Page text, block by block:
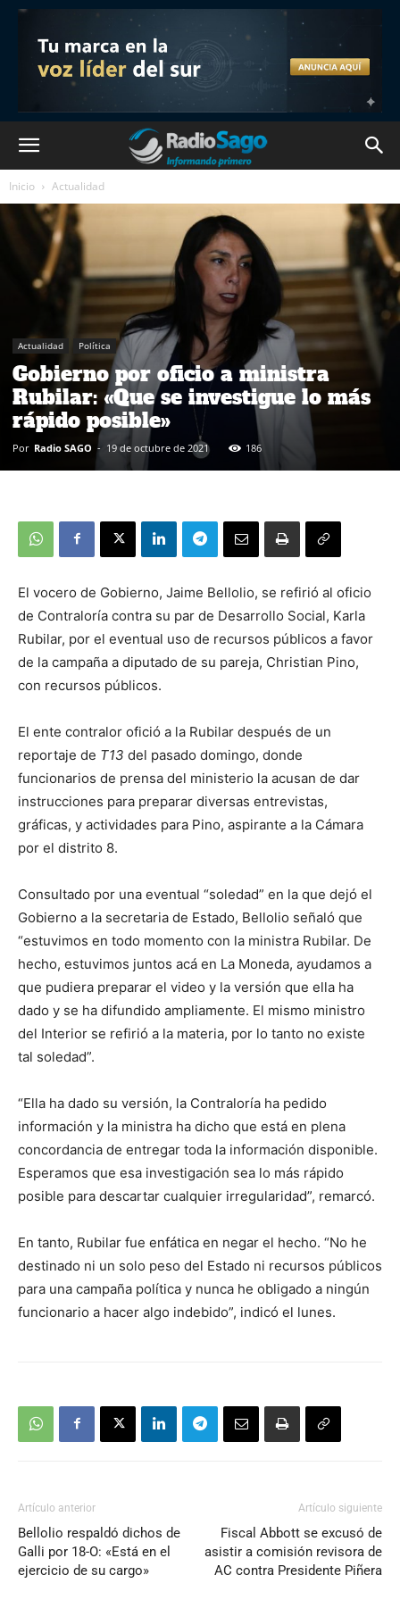
Inicio Actualidad
Actualidad Política
Gobierno por oficio a ministra
Rubilar: «Que se investigue lo más
rápido posible»
Por Radio SAGO - 19 de octubre de 2021 186
El vocero de Gobierno, Jaime Bellolio, se refirió al oficio
de Contraloría contra su par de Desarrollo Social, Karla
Rubilar, por el eventual uso de recursos públicos a favor
de la campaña a diputado de su pareja, Christian Pino,
con recursos públicos.
El ente contralor ofició a la Rubilar después de un
reportaje de T13 del pasado domingo, donde
funcionarios de prensa del ministerio la acusan de dar
instrucciones para preparar diversas entrevistas,
gráficas, y actividades para Pino, aspirante a la Cámara
por el distrito 8.
Consultado por una eventual “soledad” en la que dejó el
Gobierno a la secretaria de Estado, Bellolio señaló que
“estuvimos en todo momento con la ministra Rubilar. De
hecho, estuvimos juntos acá en La Moneda, ayudamos a
que pudiera preparar el video y la versión que ella ha
dado y se ha difundido ampliamente. El mismo ministro
del Interior se refirió a la materia, por lo tanto no existe
tal soledad”.
“Ella ha dado su versión, la Contraloría ha pedido
información y la ministra ha dicho que está en plena
concordancia de entregar toda la información disponible.
Esperamos que esa investigación sea lo más rápido
posible para descartar cualquier irregularidad”, remarcó.
En tanto, Rubilar fue enfática en negar el hecho. “No he
destinado ni un solo peso del Estado ni recursos públicos
para una campaña política y nunca he obligado a ningún
funcionario a hacer algo indebido”, indicó el lunes.
Artículo anterior
Bellolio respaldó dichos de
Galli por 18-O: «Está en el
ejercicio de su cargo»
Artículo siguiente
Fiscal Abbott se excusó de
asistir a comisión revisora de
AC contra Presidente Piñera